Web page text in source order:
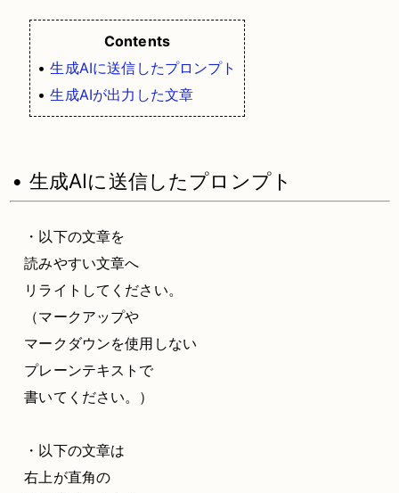
Contents
•生成AIに送信したプロンプト
•生成AIが出力した文章
• 生成AIに送信したプロンプト
・以下の文章を
読みやすい文章へ
リライトしてください。
（マークアップや
マークダウンを使用しない
プレーンテキストで
書いてください。）
・以下の文章は
右上が直角の